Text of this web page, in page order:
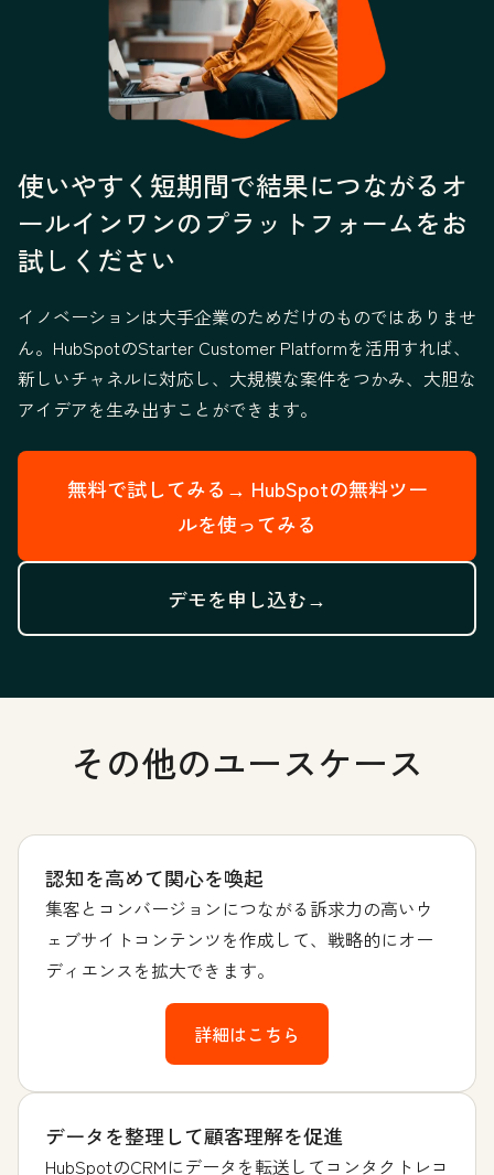
使いやすく短期間で結果につながるオ
ールインワンのプラットフォームをお
試しください
イノベーションは大手企業のためだけのものではありませ
ん。HubSpotのStarter Customer Platformを活用すれば、
新しいチャネルに対応し、大規模な案件をつかみ、大胆な
アイデアを生み出すことができます。
無料で試してみる→ HubSpotの無料ツー
ルを使ってみる
デモを申し込む→
その他のユースケース
認知を高めて関心を喚起
集客とコンバージョンにつながる訴求力の高いウ
ェブサイトコンテンツを作成して、戦略的にオー
ディエンスを拡大できます。
詳細はこちら
データを整理して顧客理解を促進
HubSpotのCRMにデータを転送してコンタクトレコ